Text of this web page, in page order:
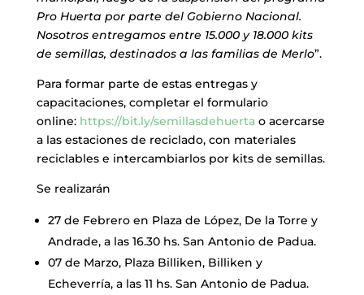
Pro Huerta por parte del Gobierno Nacional.
Nosotros entregamos entre 15.000 y 18.000 kits
de semillas, destinados a las familias de Merlo”.
Para formar parte de estas entregas y
capacitaciones, completar el formulario
online: https://bit.ly/semillasdehuerta o acercarse
a las estaciones de reciclado, con materiales
reciclables e intercambiarlos por kits de semillas.
Se realizarán
27 de Febrero en Plaza de López, De la Torre y
Andrade, a las 16.30 hs. San Antonio de Padua.
07 de Marzo, Plaza Billiken, Billiken y
Echeverría, a las 11 hs. San Antonio de Padua.